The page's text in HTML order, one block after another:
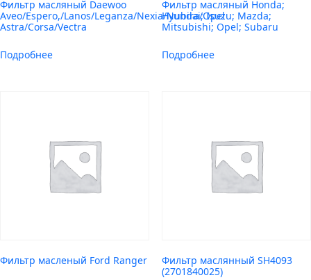
Фильтр масляный Daewoo
Aveo/Espero,/Lanos/Leganza/Nexia/Nubira/Opel
Astra/Corsa/Vectra
Подробнее
Фильтр масляный Honda;
Hyundai; Isuzu; Mazda;
Mitsubishi; Opel; Subaru
Подробнее
Фильтр масленый Ford Ranger
Фильтр маслянный SH4093
(2701840025)